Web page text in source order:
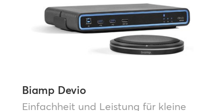
Biamp Devio
Einfachheit und Leistung für kleine